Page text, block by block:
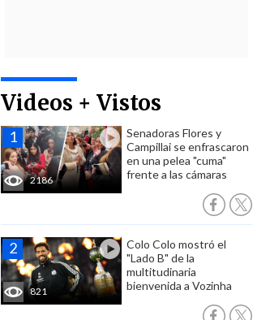
Videos + Vistos
2186
Senadoras Flores y
Campillai se enfrascaron
en una pelea "cuma"
frente a las cámaras
821
Colo Colo mostró el
"Lado B" de la
multitudinaria
bienvenida a Vozinha